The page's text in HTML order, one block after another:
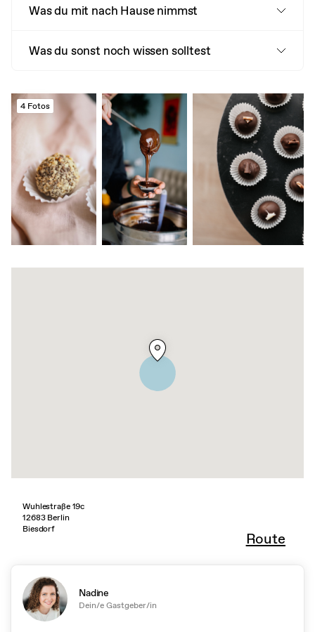
Was du mit nach Hause nimmst
Was du sonst noch wissen solltest
4 Fotos
Wuhlestraße 19c
12683 Berlin
Biesdorf
Route
Nadine
Dein/e Gastgeber/in